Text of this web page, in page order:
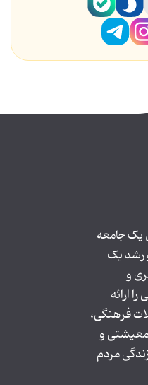
یک جامعه
رشد یک
و
ارائه
فرهنگی،
و
مردم